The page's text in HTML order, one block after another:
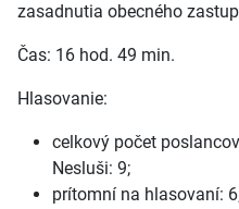
zasadnutia obecného
Čas: 16 hod. 49 min.
Hlasovanie:
celkový počet
Nesluši: 9;
prítomní na hlasovaní: